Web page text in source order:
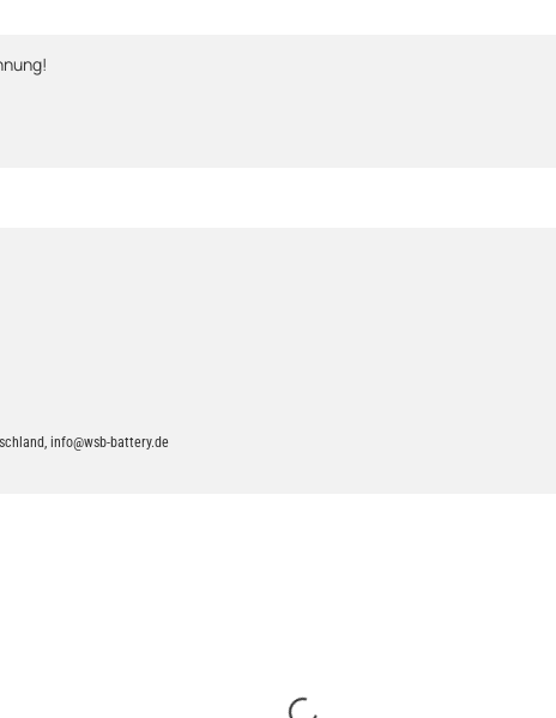
info@wsb-battery.de